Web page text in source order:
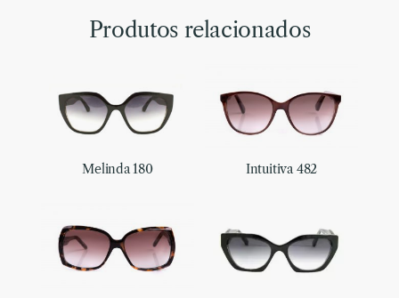
Produtos relacionados
Melinda 180 Intuitiva 482